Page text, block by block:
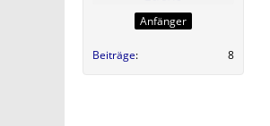
Anfänger
Beiträge 8